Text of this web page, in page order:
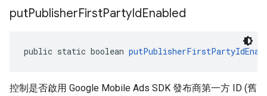
putPublisherFirstPartyIdEnabled
public static boolean
控制是否啟用 Google Mobile Ads SDK 發布商第一方 ID (舊